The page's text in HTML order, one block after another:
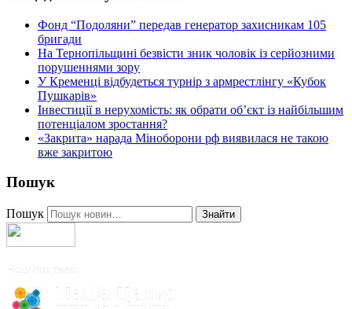
Фонд “Подоляни” передав генератор захисникам 105
бригади
На Тернопільщині безвісти зник чоловік із серйозними
порушеннями зору
У Кременці відбудеться турнір з армрестлінгу «Кубок
Пушкарів»
Інвестиції в нерухомість: як обрати об’єкт із найбільшим
потенціалом зростання?
«Закрита» нарада Міноборони рф виявилася не такою
вже закритою
Пошук
Пошук Знайти